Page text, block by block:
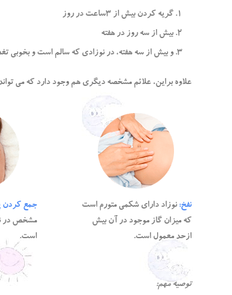
گریه کردن بیش از 3ساعت در روز
بیش از سه روز در هفته
و بیش از سه هفته، در نوزادی که سالم است و بخوبی
علاوه براین، علائم مشخصه دیگری هم وجود دارد که می
نفخ: نوزاد دارای شکمی متورم است
که میزان گاز موجود در آن بیش
ازحد معمول است.
جمع کردن
مشخص در
است.
توصیه مهم: